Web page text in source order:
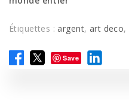
Étiquettes : argent, art deco,
Save